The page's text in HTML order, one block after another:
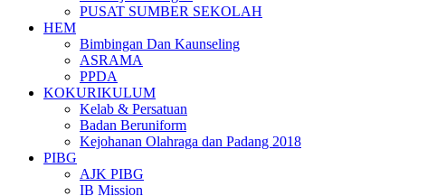
PUSAT SUMBER SEKOLAH
HEM
Bimbingan Dan Kaunseling
ASRAMA
PPDA
KOKURIKULUM
Kelab & Persatuan
Badan Beruniform
Kejohanan Olahraga dan Padang 2018
PIBG
AJK PIBG
IB Mission